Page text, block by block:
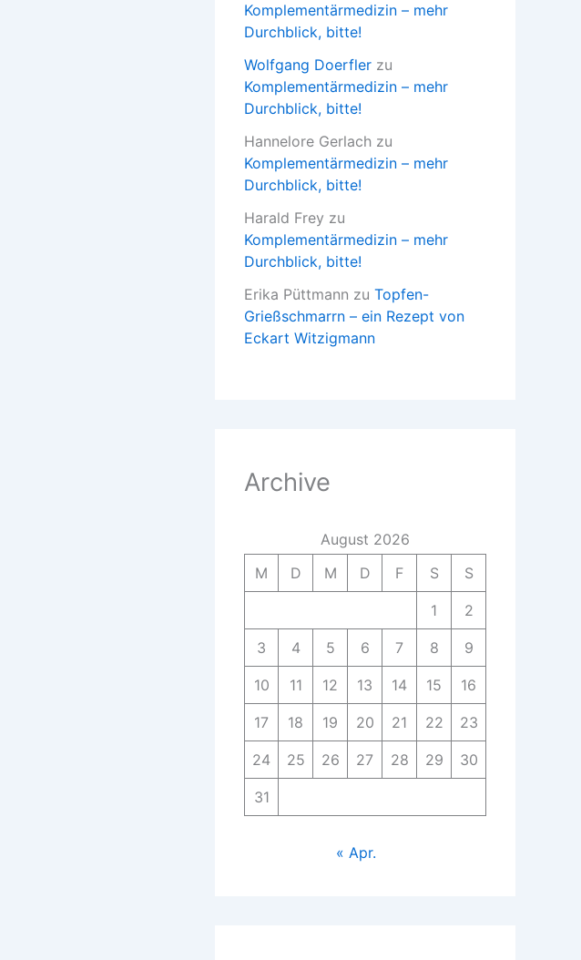
Komplementärmedizin – mehr
Durchblick, bitte!
Wolfgang Doerfler zu
Komplementärmedizin – mehr
Durchblick, bitte!
Hannelore Gerlach zu
Komplementärmedizin – mehr
Durchblick, bitte!
Harald Frey zu
Komplementärmedizin – mehr
Durchblick, bitte!
Erika Püttmann zu Topfen-
Grießschmarrn – ein Rezept von
Eckart Witzigmann
Archive
August 2026
M
D M D F S S
1 2
3 4 5 6 7 8 9
10 11 12 13 14 15 16
17 18 19 20 21 22 23
24 25 26 27 28 29 30
31
« Apr.